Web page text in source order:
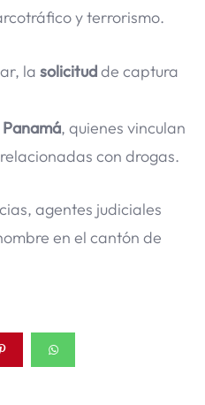
y terrorismo.
la solicitudde captura
Panamá, quienes vinculan
con drogas.
agentes judiciales
en el cantón de